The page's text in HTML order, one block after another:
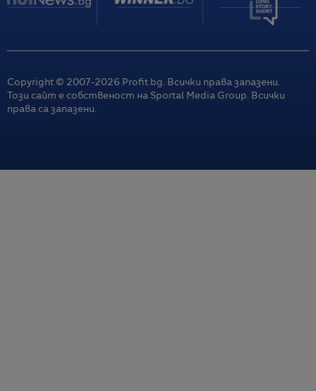
Copyright © 2007-2026 Profit.bg. Всички права запазени.
Този сайт е собственост на Sportal Media Group. Всички
права са запазени.